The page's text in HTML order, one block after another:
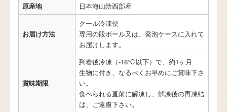
原産地 日本海山陰西部産
お届け方法
クール冷凍便
専用の段ボール又は、発泡ケースに入れて
お届けします。
賞味期限
到着後冷凍（‐18℃以下）で、約1ヶ月
生物に付き、なるべくお早めにご賞味下さ
い。
食べられる直前に解凍し、解凍後の再凍結
は、ご遠慮下さい。